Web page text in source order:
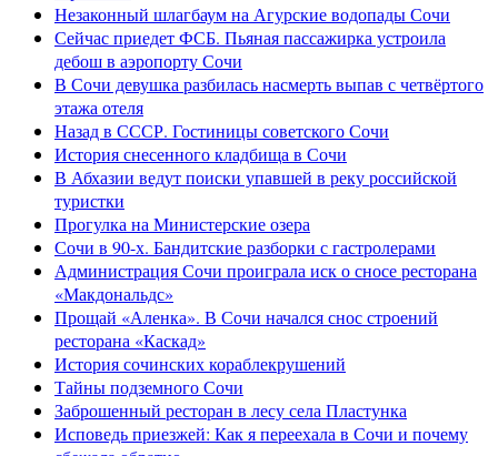
Незаконный шлагбаум на Агурские водопады Сочи
Сейчас приедет ФСБ. Пьяная пассажирка устроила
дебош в аэропорту Сочи
В Сочи девушка разбилась насмерть выпав с четвёртого
этажа отеля
Назад в СССР. Гостиницы советского Сочи
История снесенного кладбища в Сочи
В Абхазии ведут поиски упавшей в реку российской
туристки
Прогулка на Министерские озера
Сочи в 90-х. Бандитские разборки с гастролерами
Администрация Сочи проиграла иск о сносе ресторана
«Макдональдс»
Прощай «Аленка». В Сочи начался снос строений
ресторана «Каскад»
История сочинских кораблекрушений
Тайны подземного Сочи
Заброшенный ресторан в лесу села Пластунка
Исповедь приезжей: Как я переехала в Сочи и почему